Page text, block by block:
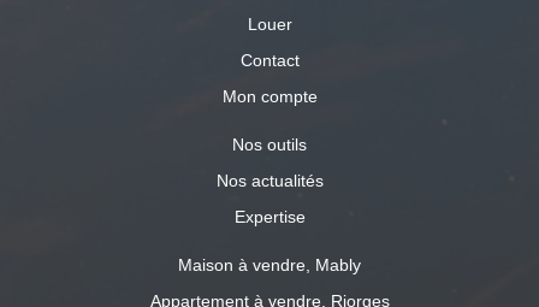
Louer
Contact
Mon compte
Nos outils
Nos actualités
Expertise
Maison à vendre, Mably
Appartement à vendre, Riorges